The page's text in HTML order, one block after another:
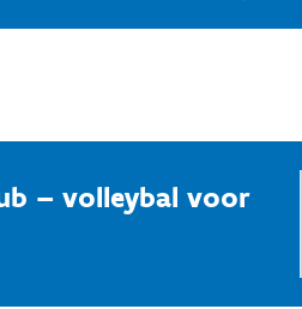
– volleybal voor